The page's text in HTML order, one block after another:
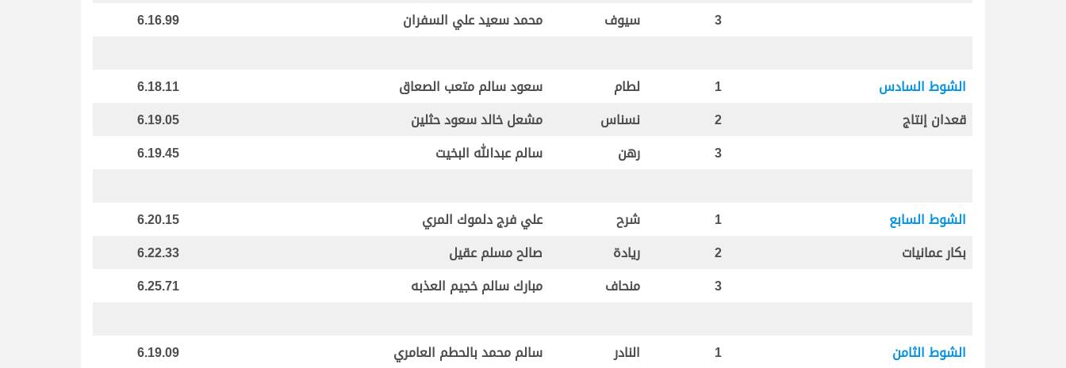
3
سيوف محمد سعيد علي السفران 6.16.99
الشوط السادس 1 لطام سعود سالم متعب الصعاق
6.18.11
قعدان إنتاج
2 نسناس مشعل خالد سعود حثلين
6.19.05
3
رهن سالم عبدالله البخيت 6.19.45
الشوط السابع 1 شرح علي فرج دلموك المري
6.20.15
بكار عمانيات
2 ريادة صالح مسلم عقيل
6.22.33
3
منحاف مبارك سالم خجيم العذبه 6.25.71
الشوط الثامن 1 النادر سالم محمد بالحطم العامري
6.19.09